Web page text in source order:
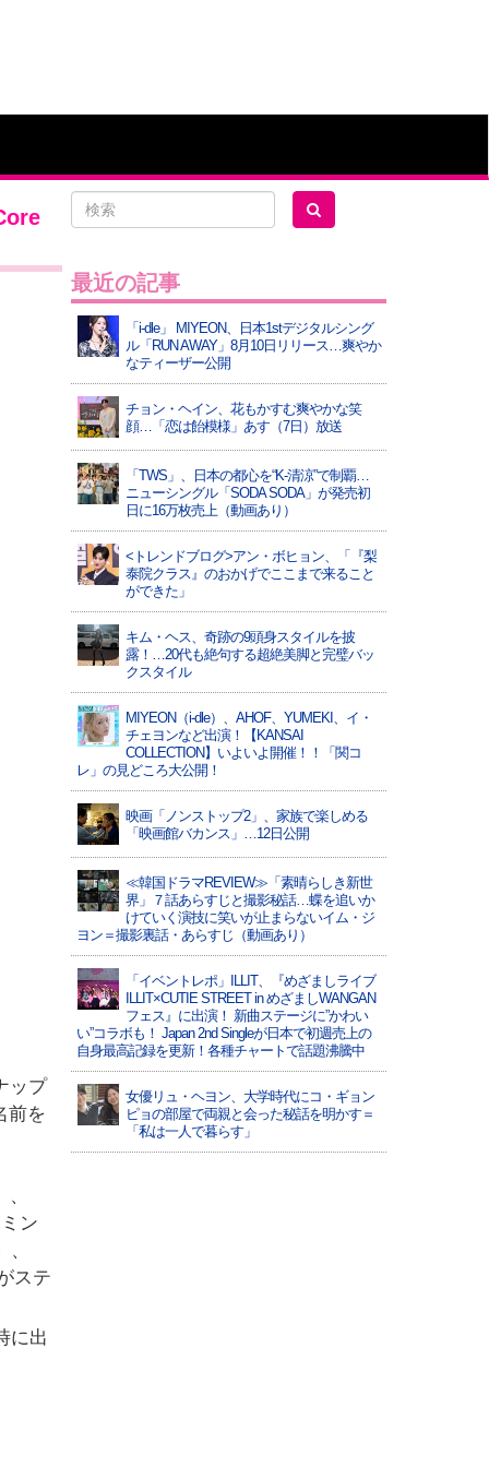
ップ
前を
ン
ステ
に出
最近の記事
「i-dle」 MIYEON、日本1stデジタルシング
ル「RUN AWAY」8月10日リリース…爽やか
なティーザー公開
チョン・ヘイン、花もかすむ爽やかな笑
顔…「恋は飴模様」あす（7日）放送
「TWS」、日本の都心を“K-清涼”で制覇…
ニューシングル「SODA SODA」が発売初
日に16万枚売上（動画あり）
<トレンドブログ>アン・ボヒョン、「『梨
泰院クラス』のおかげでここまで来ること
ができた」
キム・ヘス、奇跡の9頭身スタイルを披
露！…20代も絶句する超絶美脚と完璧バッ
クスタイル
MIYEON（i-dle）、​AHOF​、YUMEKI、イ・
チェヨンなど出演！【KANSAI
COLLECTION】いよいよ開催！！「関コ
レ」の見どころ大公開！
映画「ノンストップ2」、家族で楽しめる
「映画館バカンス」…12日公開
≪韓国ドラマREVIEW≫「素晴らしき新世
界」７話あらすじと撮影秘話…蝶を追いか
けていく演技に笑いが止まらないイム・ジ
ヨン＝撮影裏話・あらすじ（動画あり）
「イベントレポ」ILLIT、『めざましライブ
ILLIT×CUTIE STREET in めざましWANGAN
フェス』に出演！ 新曲ステージに”かわい
い”コラボも！ Japan 2nd Singleが日本で初週売上の
自身最高記録を更新！各種チャートで話題沸騰中
女優リュ・ヘヨン、大学時代にコ・ギョン
ピョの部屋で両親と会った秘話を明かす＝
「私は一人で暮らす」